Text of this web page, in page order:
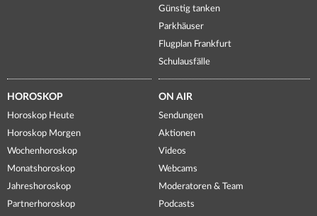
Günstig tanken
Parkhäuser
Flugplan Frankfurt
Schulausfälle
HOROSKOP
Horoskop Heute
Horoskop Morgen
Wochenhoroskop
Monatshoroskop
Jahreshoroskop
Partnerhoroskop
ON AIR
Sendungen
Aktionen
Videos
Webcams
Moderatoren & Team
Podcasts